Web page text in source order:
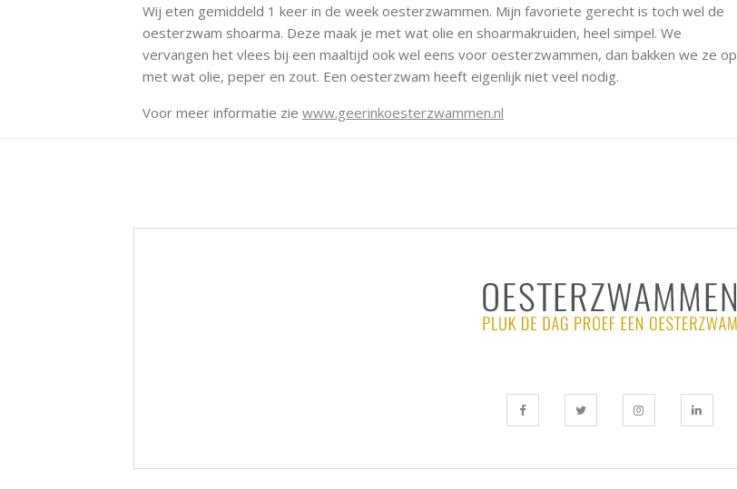
Wij eten gemiddeld 1 keer in de week oesterzwammen. Mijn favoriete gerecht is toch wel de
oesterzwam shoarma. Deze maak je met wat olie en shoarmakruiden, heel simpel. We
vervangen het vlees bij een maaltijd ook wel eens voor oesterzwammen, dan bakken we ze op
met wat olie, peper en zout. Een oesterzwam heeft eigenlijk niet veel nodig.
Voor meer informatie zie www.geerinkoesterzwammen.nl